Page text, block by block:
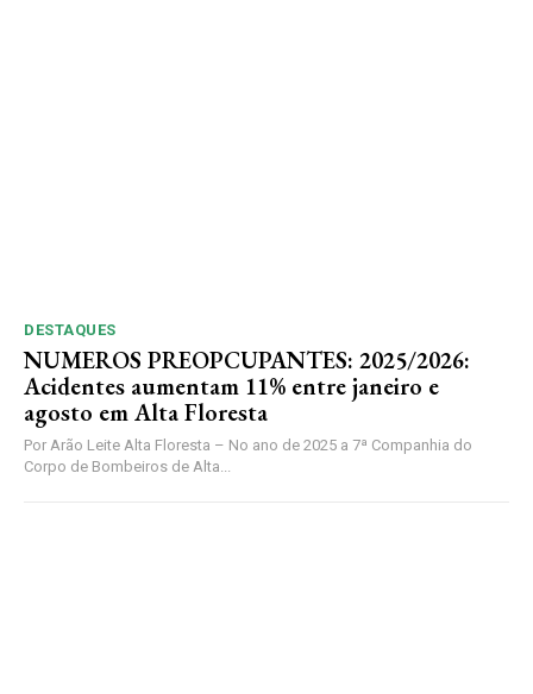
DESTAQUES
NUMEROS PREOPCUPANTES: 2025/2026:
Acidentes aumentam 11% entre janeiro e
agosto em Alta Floresta
Por Arão Leite Alta Floresta – No ano de 2025 a 7ª Companhia do
Corpo de Bombeiros de Alta...